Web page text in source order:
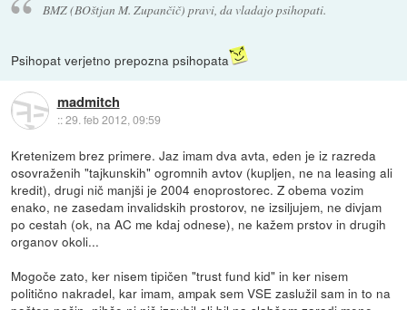
BMZ (BOštjan M. Zupančič) pravi, da vladajo psihopati.
Psihopat verjetno prepozna psihopata
madmitch
::29. feb 2012, 09:59
Kretenizem brez primere. Jaz imam dva avta, eden je iz razreda
osovraženih "tajkunskih" ogromnih avtov (kupljen, ne na leasing ali
kredit), drugi nič manjši je 2004 enoprostorec. Z obema vozim
enako, ne zasedam invalidskih prostorov, ne izsiljujem, ne divjam
po cestah (ok, na AC me kdaj odnese), ne kažem prstov in drugih
organov okoli...
Mogoče zato, ker nisem tipičen "trust fund kid" in ker nisem
politično nakradel, kar imam, ampak sem VSE zaslužil sam in to na